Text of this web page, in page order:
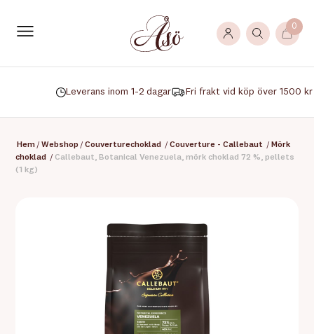
0
Leverans inom 1-2 dagar Fri frakt vid köp över 1500 kr
Hem / Webshop / Couverturechoklad / Couverture - Callebaut / Mörk
choklad
/ Callebaut, Botanical Venezuela, mörk choklad 72 %, pellets
(1 kg)